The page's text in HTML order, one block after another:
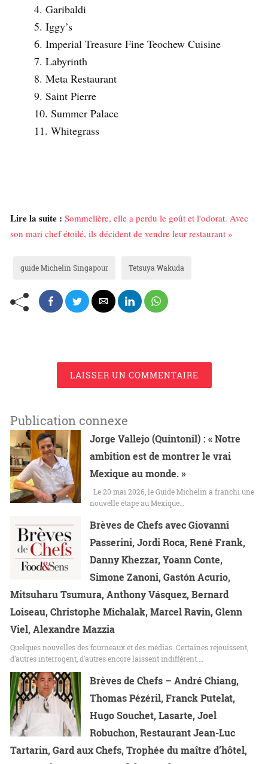
4. Garibaldi
5. Iggy’s
6. Imperial Treasure Fine Teochew Cuisine
7. Labyrinth
8. Meta Restaurant
9. Saint Pierre
10. Summer Palace
11. Whitegrass
Lire la suite : Sommelière, elle a perdu le goût et l'odorat. Avec
son mari chef étoilé, ils décident de vendre leur restaurant »
guide Michelin Singapour Tetsuya Wakuda
LAISSER UN COMMENTAIRE
Publication connexe
Jorge Vallejo (Quintonil) : « Notre
ambition est de montrer le vrai
Mexique au monde. »
Le 20 mai 2026, le Guide Michelin a franchi une
nouvelle étape au Mexique…
Brèves de Chefs avec Giovanni
Passerini, Jordi Roca, René Frank,
Danny Khezzar, Yoann Conte,
Simone Zanoni, Gastón Acurio,
Mitsuharu Tsumura, Anthony Vásquez, Bernard
Loiseau, Christophe Michalak, Marcel Ravin, Glenn
Viel, Alexandre Mazzia
Quelques nouvelles des fourneaux et des médias. Certaines réjouissent,
d’autres interrogent, d’autres encore laissent indifférent.…
Brèves de Chefs – André Chiang,
Thomas Pézéril, Franck Putelat,
Hugo Souchet, Lasarte, Joel
Robuchon, Restaurant Jean-Luc
Tartarin, Gard aux Chefs, Trophée du maître d’hôtel,